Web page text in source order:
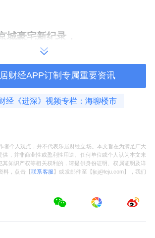
城豪宅新纪录，
385平米，层高达到了3.3-3.5米
商业楼做会所配套，面积超过
财经APP订制专属重要资讯
经《进深》视频专栏：海聊楼市
者个人观点，并不代表乐居财经立场。本文旨在为满足广大
供，并非商业性或盈利性用途。任何单位或个人认为本文来
其知识产权等相关权利的，请提供身份证明、权属证明及详
料，点击【联系客服 】或发邮件至【ljcj@leju.com】，我们